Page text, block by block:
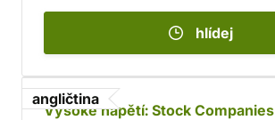
hlídej
angličtina
Vysoké napětí: Stock Companies